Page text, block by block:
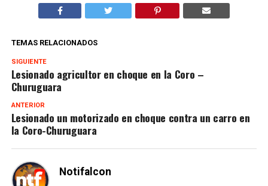
TEMAS RELACIONADOS
SIGUIENTE
Lesionado agricultor en choque en la Coro –
Churuguara
ANTERIOR
Lesionado un motorizado en choque contra un carro en
la Coro-Churuguara
Notifalcon